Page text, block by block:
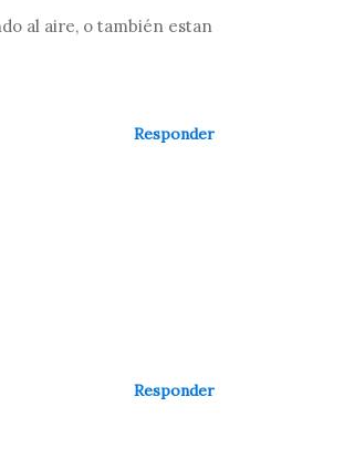
al aire, o también estan
Responder
Responder